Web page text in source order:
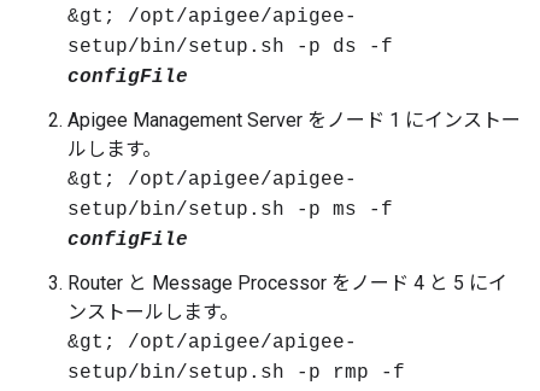
&gt; /opt/apigee/apigee-
setup/bin/setup.sh -p ds -f
configFile
Apigee Management Server をノード 1 にインストー
ルします。
&gt; /opt/apigee/apigee-
setup/bin/setup.sh -p ms -f
configFile
Router と Message Processor をノード 4 と 5 にイ
ンストールします。
&gt; /opt/apigee/apigee-
setup/bin/setup.sh -p rmp -f